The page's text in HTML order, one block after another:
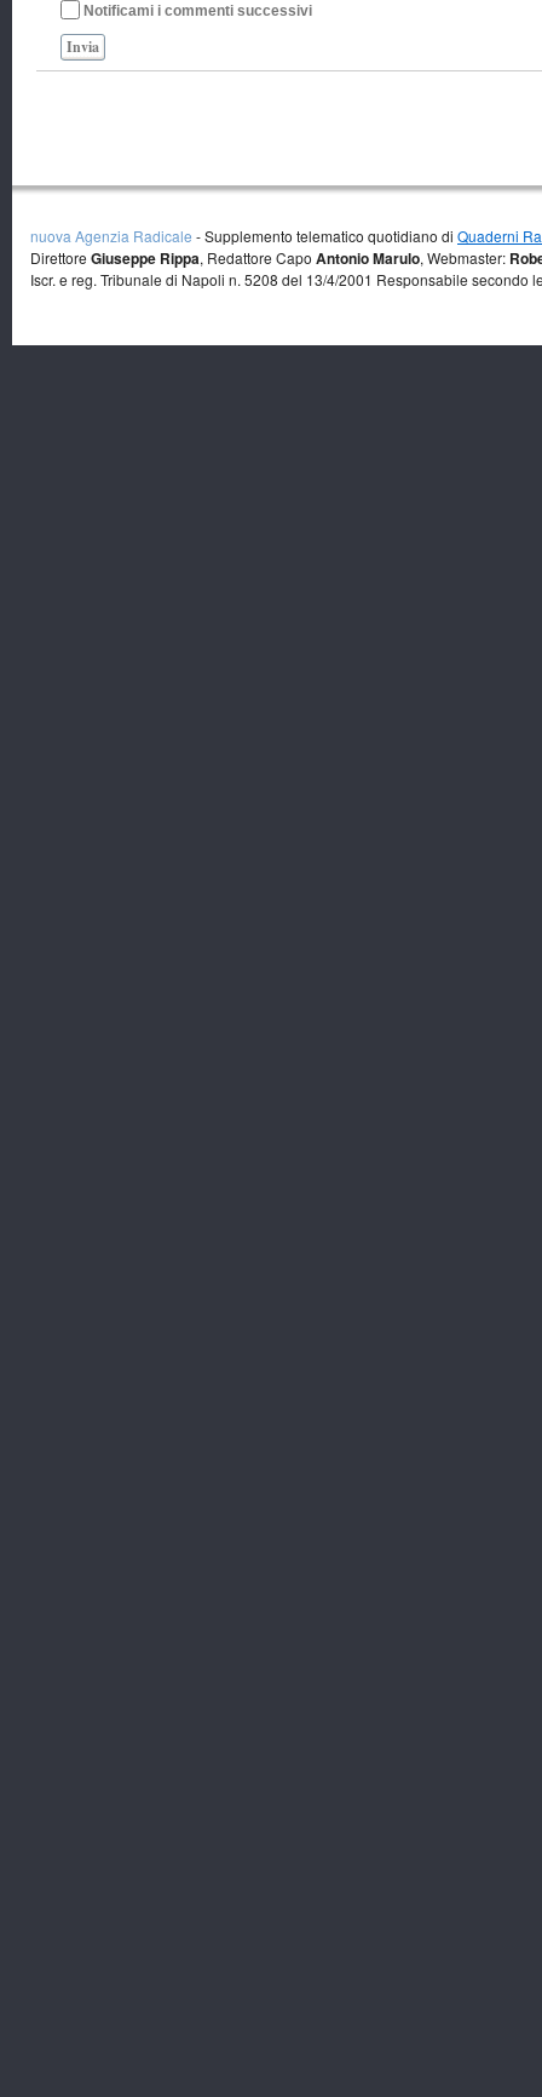
Notificami i commenti successivi
Invia
nuova Agenzia Radicale - Supplemento telematico quotidiano di Quaderni
Direttore Giuseppe Rippa, Redattore Capo Antonio Marulo, Webmaster:
Iscr. e reg. Tribunale di Napoli n. 5208 del 13/4/2001 Responsabile secondo